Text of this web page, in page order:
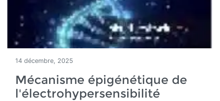
14 décembre, 2025
Mécanisme épigénétique de
l'électrohypersensibilité